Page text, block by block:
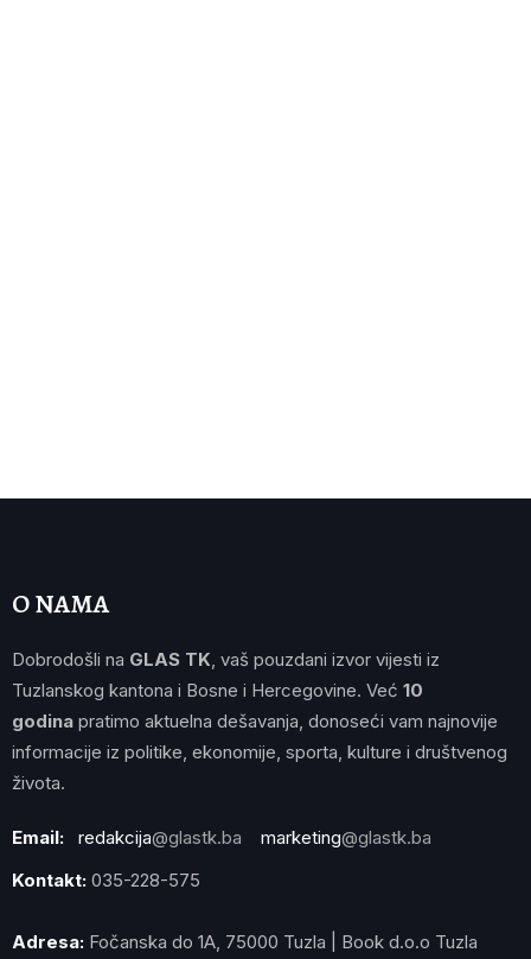
O NAMA
Dobrodošli na GLAS TK , vaš pouzdani izvor vijesti iz
Tuzlanskog kantona i Bosne i Hercegovine. Već 10
godina pratimo aktuelna dešavanja, donoseći vam najnovije
informacije iz politike, ekonomije, sporta, kulture i društvenog
života.
Email: redakcija@glastk.ba marketing@glastk.ba
Kontakt: 035-228-575
Adresa: Fočanska do 1A, 75000 Tuzla | Book d.o.o Tuzla